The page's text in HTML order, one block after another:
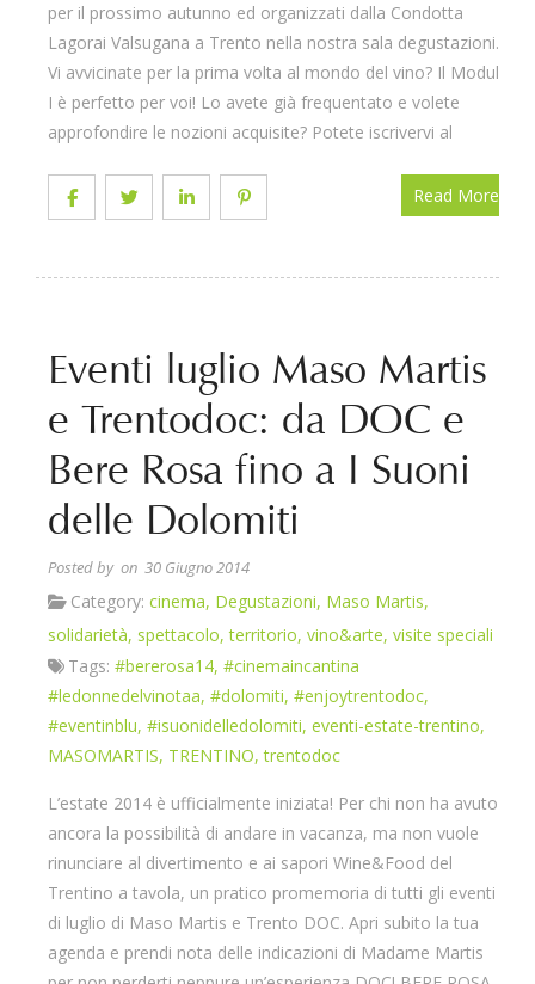
per il prossimo autunno ed organizzati dalla Condotta
Lagorai Valsugana a Trento nella nostra sala degustazioni.
Vi avvicinate per la prima volta al mondo del vino? Il Modulo
I è perfetto per voi! Lo avete già frequentato e volete
approfondire le nozioni acquisite? Potete iscrivervi al
Read More
Eventi luglio Maso Martis
e Trentodoc: da DOC e
Bere Rosa fino a I Suoni
delle Dolomiti
Posted by on 30 Giugno 2014
Category: cinema, Degustazioni, Maso Martis,
solidarietà, spettacolo,territorio, vino&arte, visite speciali
Tags: #bererosa14, #cinemaincantina
#ledonnedelvinotaa, #dolomiti, #enjoytrentodoc,
#eventinblu, #isuonidelledolomiti, eventi-estate-trentino,
MASOMARTIS, TRENTINO,trentodoc
L’estate 2014 è ufficialmente iniziata! Per chi non ha avuto
ancora la possibilità di andare in vacanza, ma non vuole
rinunciare al divertimento e ai sapori Wine&Food del
Trentino a tavola, un pratico promemoria di tutti gli eventi
di luglio di Maso Martis e Trento DOC. Apri subito la tua
agenda e prendi nota delle indicazioni di Madame Martis